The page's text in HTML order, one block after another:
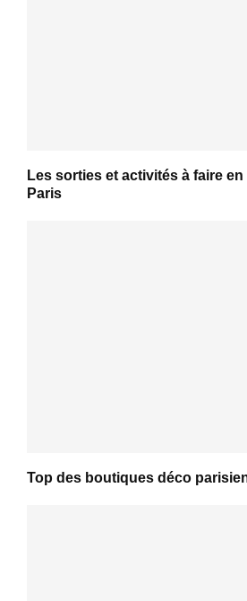
Les sorties et activités à faire
Paris
Top des boutiques déco